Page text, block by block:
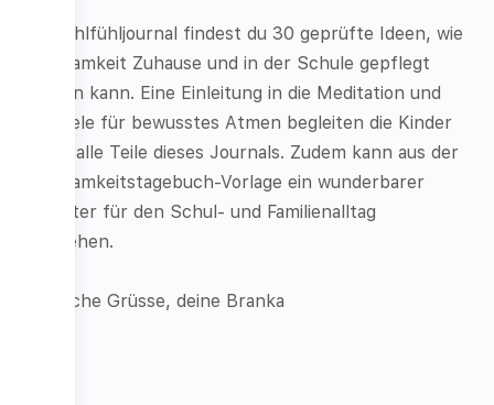
Im Wohlfühljournal findest du 30 geprüfte Ideen, wie
Achtsamkeit Zuhause und in der Schule gepflegt
werden kann. Eine Einleitung in die Meditation und
Beispiele für bewusstes Atmen begleiten die Kinder
durch alle Teile dieses Journals. Zudem kann aus der
Achtsamkeitstagebuch-Vorlage ein wunderbarer
Begleiter für den Schul- und Familienalltag
entstehen.
Herzliche Grüsse, deine Branka